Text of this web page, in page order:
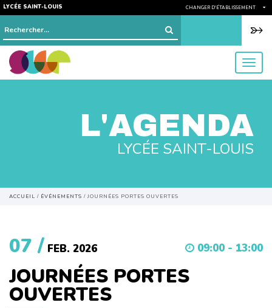
LYCÉE SAINT-LOUIS CHANGER D'ÉTABLISSEMENT
Rechercher :
menu
L'AGENDA
LYCÉE SAINT-LOUIS
ACCUEIL / ÉVÉNEMENTS / JOURNÉES PORTES OUVERTES
07 / FEB. 2026 09:00 - 13:00
JOURNÉES PORTES
OUVERTES